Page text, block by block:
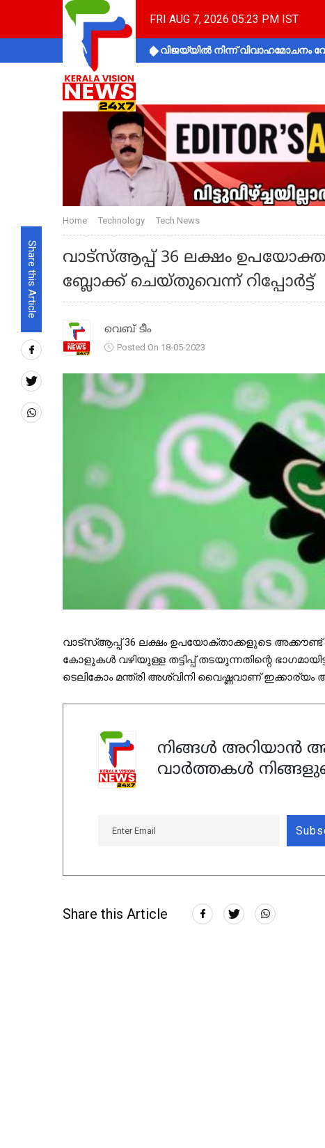
FRI AUG 7, 2026 05:23 PM IST
വിജയ്‌യിൽ നിന്ന് വിവാഹമോചനം
Share this Article
Home Technology Tech News
വാട്സ്ആപ്പ് 36 ലക്ഷം
ബ്ലോക്ക് ചെയ്തുവെന്ന് റിപ്പോര്‍ട്ട്
വെബ് ടീം
Posted On 18-05-2023
വാട്സ്ആപ്പ് 36 ലക്ഷം ഉപയോക്താക്കളുടെ അക്കൗണ്ട്
കോളുകള്‍ വഴിയുള്ള തട്ടിപ്പ് തടയുന്നതിന്റെ
ടെലികോം മന്ത്രി അശ്വിനി വൈഷ്ണവാണ് ഇക്കാര്യം
നിങ്ങൾ അറിയാൻ
വാർത്തകൾ
Share this Article